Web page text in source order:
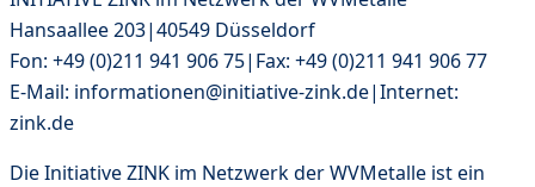
Hansaallee 203|40549 Düsseldorf
Fon: +49 (0)211 941 906 75|Fax: +49 (0)211 941 906 77
E-Mail: informationen@initiative-zink.de|Internet:
zink.de
Die Initiative ZINK im Netzwerk der WVMetalle ist ein